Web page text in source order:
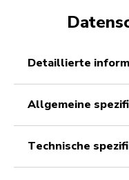
detaillierte
allgemeine
technische